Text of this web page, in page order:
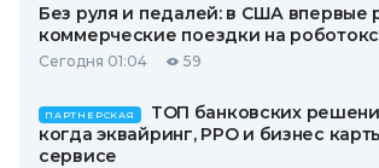
Без руля и педалей: в США впервые
коммерческие поездки на
Сегодня 01:04 59
ПАРТНЕРСКАЯ
ТОП банковских
когда эквайринг, РРО и бизнес
сервисе